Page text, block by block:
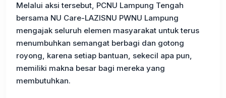
Melalui aksi tersebut, PCNU Lampung Tengah
bersama NU Care-LAZISNU PWNU Lampung
mengajak seluruh elemen masyarakat untuk terus
menumbuhkan semangat berbagi dan gotong
royong, karena setiap bantuan, sekecil apa pun,
memiliki makna besar bagi mereka yang
membutuhkan.